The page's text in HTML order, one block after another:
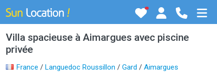
Villa spacieuse à Aimargues avec piscine
privée
France / Languedoc Roussillon / Gard / Aimargues